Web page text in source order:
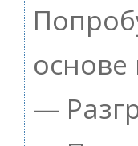
основе
—